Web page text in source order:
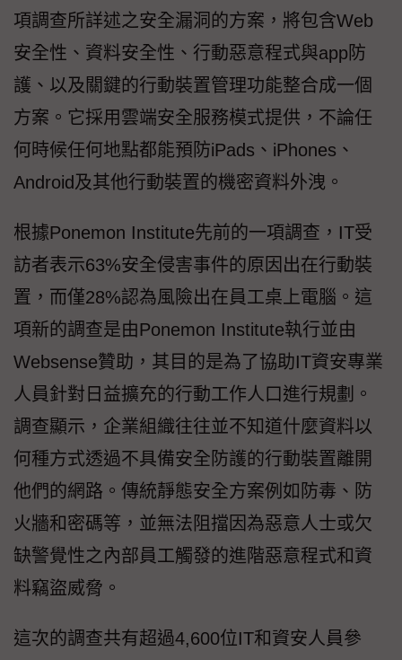
項調查所詳述之安全漏洞的方案，將包含Web
安全性、資料安全性、行動惡意程式與app防
護、以及關鍵的行動裝置管理功能整合成一個
方案。它採用雲端安全服務模式提供，不論任
何時候任何地點都能預防iPads、iPhones、
Android及其他行動裝置的機密資料外洩。
根據Ponemon Institute先前的一項調查，IT受
訪者表示63%安全侵害事件的原因出在行動裝
置，而僅28%認為風險出在員工桌上電腦。這
項新的調查是由Ponemon Institute執行並由
Websense贊助，其目的是為了協助IT資安專業
人員針對日益擴充的行動工作人口進行規劃。
調查顯示，企業組織往往並不知道什麼資料以
何種方式透過不具備安全防護的行動裝置離開
他們的網路。傳統靜態安全方案例如防毒、防
火牆和密碼等，並無法阻擋因為惡意人士或欠
缺警覺性之內部員工觸發的進階惡意程式和資
料竊盜威脅。
這次的調查共有超過4,600位IT和資安人員參